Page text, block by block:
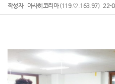
작성자 아사히코리아(119.♡.163.97) 22-
본문